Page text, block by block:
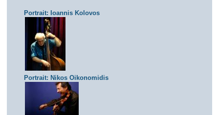
Portrait: Ioannis Kolovos
Portrait: Nikos Oikonomidis